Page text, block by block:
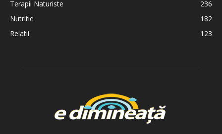
Terapii Naturiste
236
Nutritie
182
Relatii
123